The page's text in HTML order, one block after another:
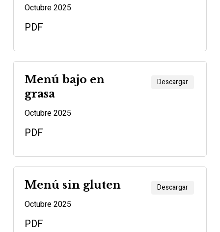
Octubre 2025
PDF
Menú bajo en
grasa
Octubre 2025
PDF
Descargar
Menú sin gluten
Octubre 2025
PDF
Descargar